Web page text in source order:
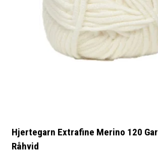
Hjertegarn Extrafine Merino 120
Råhvid